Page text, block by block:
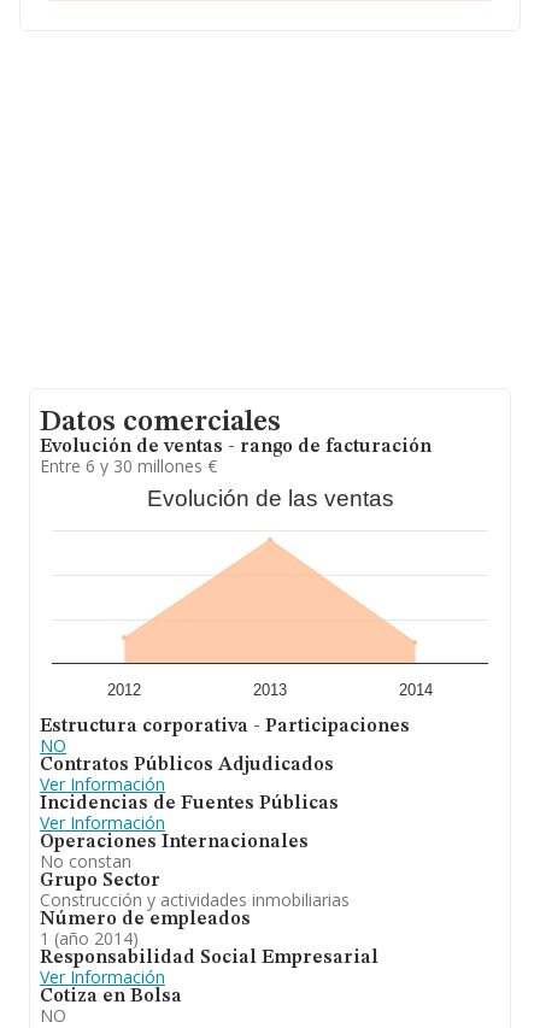
Datos comerciales
Evolución de ventas - rango de facturación
Entre 6 y 30 millones €
Evolución de las ventas
2012 2013 2014
Estructura corporativa - Participaciones
NO
Contratos Públicos Adjudicados
Ver Información
Incidencias de Fuentes Públicas
Ver Información
Operaciones Internacionales
No constan
Grupo Sector
Construcción y actividades inmobiliarias
Número de empleados
1 (año 2014)
Responsabilidad Social Empresarial
Ver Información
Cotiza en Bolsa
NO